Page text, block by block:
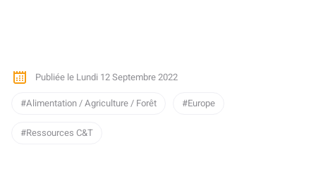
Publiée le Lundi 12 Septembre 2022
Alimentation / Agriculture / Forêt
Europe
Ressources C&T